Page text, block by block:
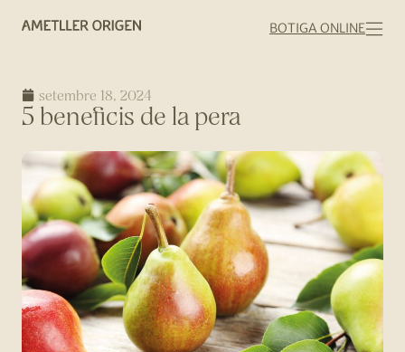
BOTIGA ONLINE
setembre 18, 2024
5 beneficis de la pera